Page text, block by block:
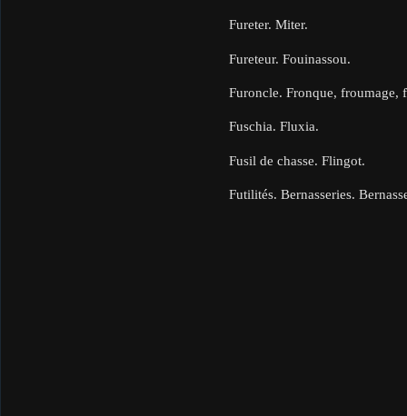
Fureter. Miter.
Fureteur. Fouinassou.
Furoncle. Fronque, froumage,
Fuschia. Fluxia.
Fusil de chasse. Flingot.
Futilités. Bernasseries.